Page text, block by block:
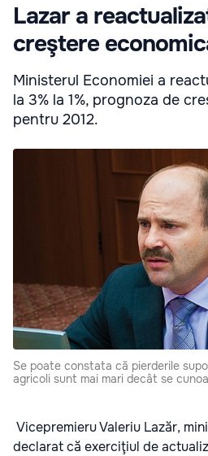
Lazar a
creştere
Ministerul Economiei a
la 3% la 1%, prognoza de
pentru 2012.
Se poate constata că pierderile
agricoli sunt mai mari decât se
Vicepremieru Valeriu Lazăr,
declarat că exerciţiul de